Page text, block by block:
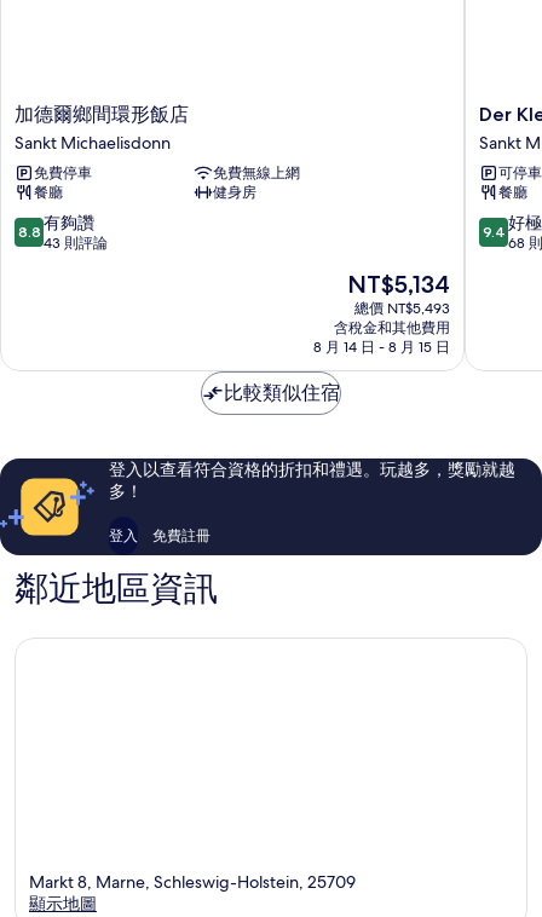
加
德
爾
鄉
間
環
形
加德爾鄉間環形飯店
Sankt Michaelisdonn
免費停車
免費無線上網
餐廳
健身房
8.8
分，
夠
評
論
8.8 有夠讚
43 則評論
現
在
價
格
為
NT$5,134
總價 NT$5,493
含稅金和其他費用
8 月 14 日 - 8 月 15 日
Der
Kleine
Hans
飯
店
Sankt
Der
Sankt
可停車
餐廳
9.4
分，
極
評
論
9.4 好
68
比較類似住宿
登入以查看符合資格的折扣和禮遇。玩越多，獎勵就越
多！
登入 免費註冊
鄰近地區資訊
Markt 8, Marne, Schleswig-Holstein, 25709
顯示地圖